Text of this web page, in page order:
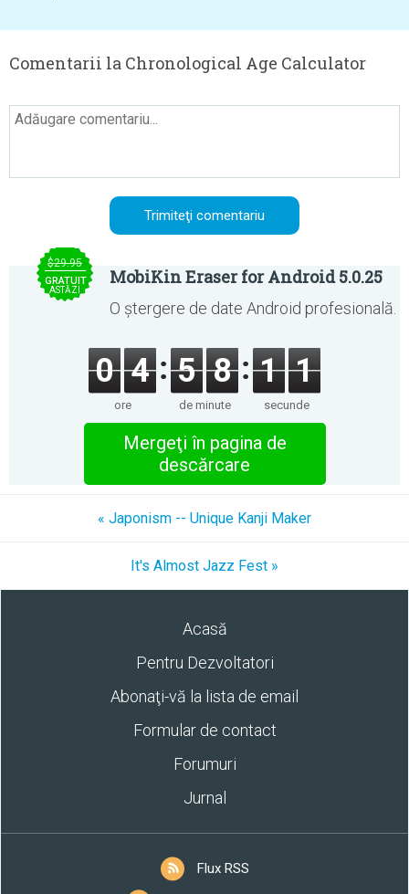
Comentarii la Chronological Age Calculator
$29.95
GRATUIT
ASTĂZI
MobiKin Eraser for Android 5.0.25
O ștergere de date Android profesională.
0 4
ore
5 8
de minute
1 1
secunde
Mergeţi în pagina de
descărcare
« Japonism -- Unique Kanji Maker
It's Almost Jazz Fest »
Acasă
Pentru Dezvoltatori
Abonaţi-vă la lista de email
Formular de contact
Forumuri
Jurnal
Flux RSS